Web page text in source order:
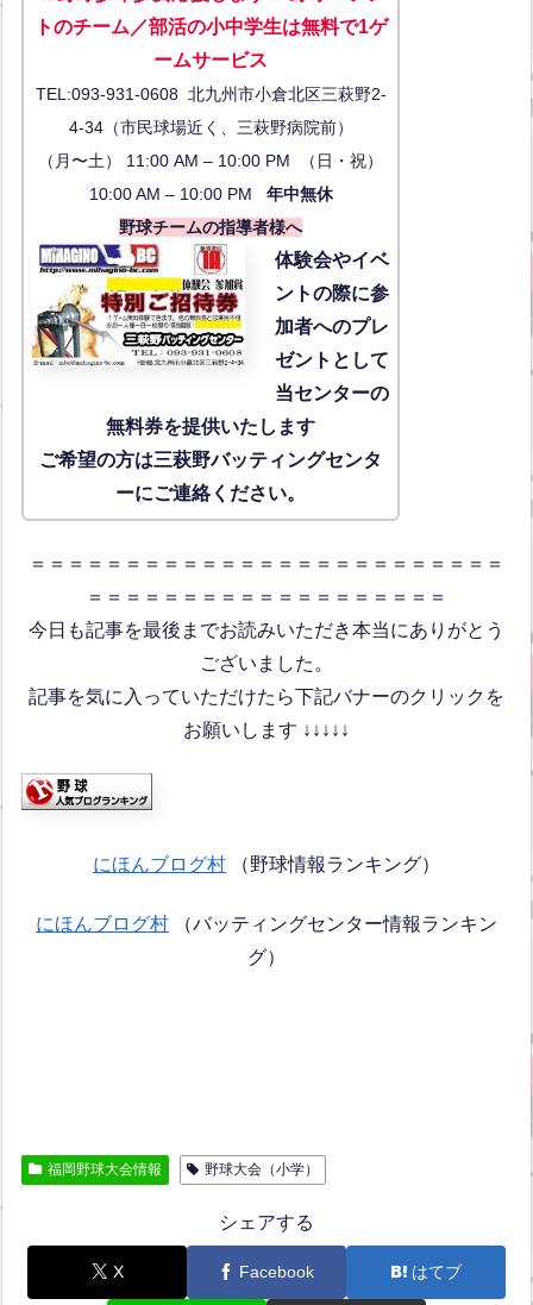
トのチーム／部活の小中学生は無料で1ゲ
ームサービス
TEL:093-931-0608 北九州市小倉北区三萩野2-
4-34（市民球場近く、三萩野病院前）
（月〜土） 11:00 AM – 10:00 PM （日・祝）
10:00 AM – 10:00 PM 年中無休
野球チームの指導者様へ
体験会やイベ
ントの際に参
加者へのプレ
ゼントとして
当センターの
無料券を提供いたします
ご希望の方は三萩野バッティングセンタ
ーにご連絡ください。
＝＝＝＝＝＝＝＝＝＝＝＝＝＝＝＝＝＝＝＝＝＝＝＝＝
＝＝＝＝＝＝＝＝＝＝＝＝＝＝＝＝＝＝＝
今日も記事を最後までお読みいただき本当にありがとう
ございました。
記事を気に入っていただけたら下記バナーのクリックを
お願いします ↓↓↓↓↓
にほんブログ村 （野球情報ランキング）
にほんブログ村 （バッティングセンター情報ランキン
グ）
福岡野球大会情報 野球大会（小学）
シェアする
X Facebook はてブ